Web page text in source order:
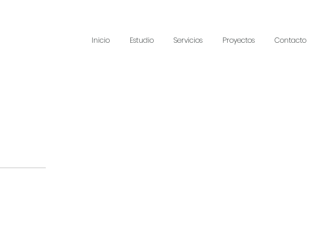
Inicio Estudio Servicios Proyectos Contacto